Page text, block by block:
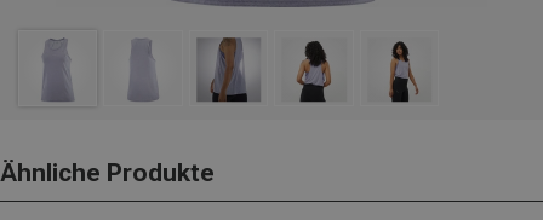
Ähnliche Produkte